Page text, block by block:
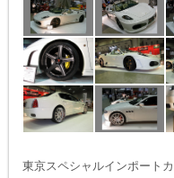
東京スペシャルインポート